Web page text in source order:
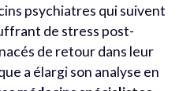
psychiatres qui suivent
de stress post-
de retour dans leur
a élargi son analyse en